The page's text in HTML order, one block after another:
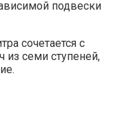
подвески
сочетается с
из семи ступеней,